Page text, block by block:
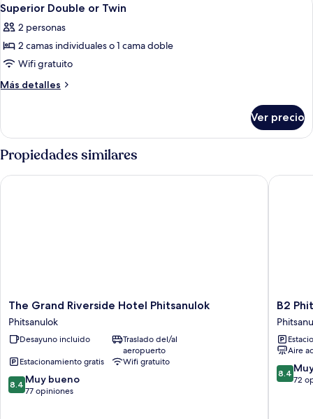
todas
las
fotos
de
Superior
Twin
20
Superior Double or Twin
2 personas
2 camas individuales o 1 cama doble
Wifi gratuito
Más detalles
Más
Double
Twin
Ver precio
Propiedades similares
The
Grand
Riverside
Hotel
Phitsanulok
The Grand Riverside Hotel Phitsanulok
Phitsanulok
Desayuno incluido
Traslado del/al
aeropuerto
Estacionamiento gratis
Wifi gratuito
8.4
de
8.4 Muy bueno
77 opiniones
The Grand Riverside Hotel Phitsanulok
B2
Premier
Hotel
B2
Aire
8.4
de
8.4
72
B2